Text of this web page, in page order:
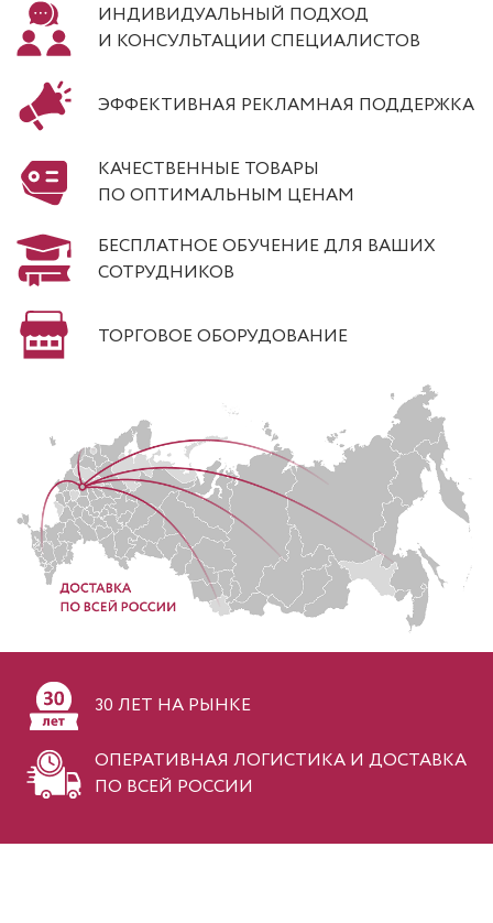
ИНДИВИДУАЛЬНЫЙ ПОДХОД
И КОНСУЛЬТАЦИИ СПЕЦИАЛИСТОВ
ЭФФЕКТИВНАЯ РЕКЛАМНАЯ ПОДДЕРЖКА
КАЧЕСТВЕННЫЕ ТОВАРЫ
ПО ОПТИМАЛЬНЫМ ЦЕНАМ
БЕСПЛАТНОЕ ОБУЧЕНИЕ ДЛЯ ВАШИХ
СОТРУДНИКОВ
ТОРГОВОЕ ОБОРУДОВАНИЕ
30 ЛЕТ НА РЫНКЕ
ОПЕРАТИВНАЯ ЛОГИСТИКА И ДОСТАВКА
ПО ВСЕЙ РОССИИ